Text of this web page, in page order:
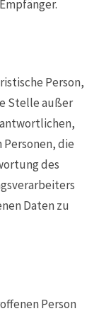
Person,
Stelle außer
die
des
Daten zu
Person